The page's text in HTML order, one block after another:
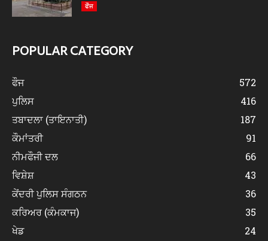
ਫੌਜ
POPULAR CATEGORY
ਫੌਜ
572
ਪੁਲਿਸ
416
ਤਬਾਦਲਾ (ਤਾਇਨਾਤੀ)
187
ਕੌਮਾਂਤਰੀ
91
ਨੀਮਫੌਜੀ ਦਲ
66
ਵਿਸ਼ੇਸ਼
43
ਕੇਂਦਰੀ ਪੁਲਿਸ ਸੰਗਠਨ
36
ਕਰਿਅਰ (ਕੰਮਕਾਜ)
35
ਖੇਡ
24